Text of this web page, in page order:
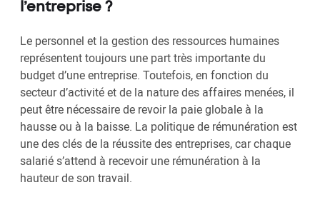
l’entreprise ?
Le personnel et la gestion des ressources humaines
représentent toujours une part très importante du
budget d’une entreprise. Toutefois, en fonction du
secteur d’activité et de la nature des affaires menées, il
peut être nécessaire de revoir la paie globale à la
hausse ou à la baisse. La politique de rémunération est
une des clés de la réussite des entreprises, car chaque
salarié s’attend à recevoir une rémunération à la
hauteur de son travail.